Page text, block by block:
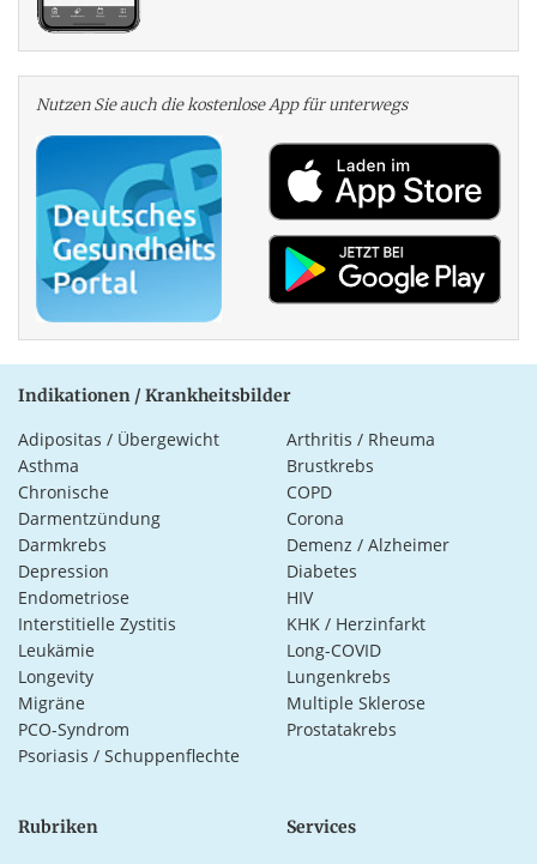
Nutzen Sie auch die kosten­lose App für unterwegs
Indikationen / Krankheitsbilder
Adipositas / Übergewicht
Arthritis / Rheuma
Asthma
Brustkrebs
Chronische
Darmentzündung
COPD
Corona
Darmkrebs
Demenz / Alzheimer
Depression
Diabetes
Endometriose
HIV
Interstitielle Zystitis
KHK / Herzinfarkt
Leukämie
Long-COVID
Longevity
Lungenkrebs
Migräne
Multiple Sklerose
PCO-Syndrom
Prostatakrebs
Psoriasis / Schuppenflechte
Rubriken Services